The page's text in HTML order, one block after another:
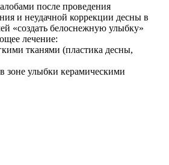
после проведения
и неудачной коррекции десны в
«создать белоснежную улыбку»
лечение:
тканями (пластика десны,
зоне улыбки керамическими